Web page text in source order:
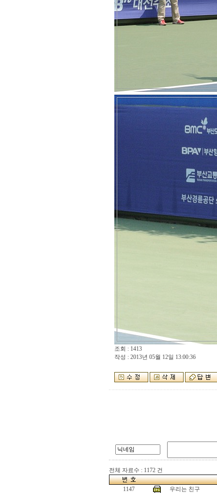
조회 : 1413
작성 : 2013년 05월 12일 13:00:36
전체 자료수 : 1172 건
1147
우리는 친구